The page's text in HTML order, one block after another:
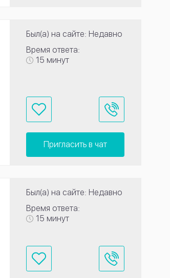
Был(а) на сайте: Недавно
Время ответа:
15 минут
Пригласить в чат
Был(а) на сайте: Недавно
Время ответа:
15 минут